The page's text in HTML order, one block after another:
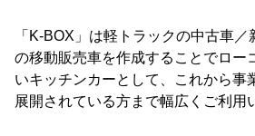
「K-BOX」は軽トラックの中古車
の移動販売車を作成することでロー
いキッチンカーとして、これから事
展開されている方まで幅広くご利用